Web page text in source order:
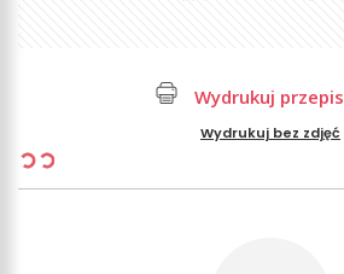
Wydrukuj przepis
Wydrukuj bez zdjęć